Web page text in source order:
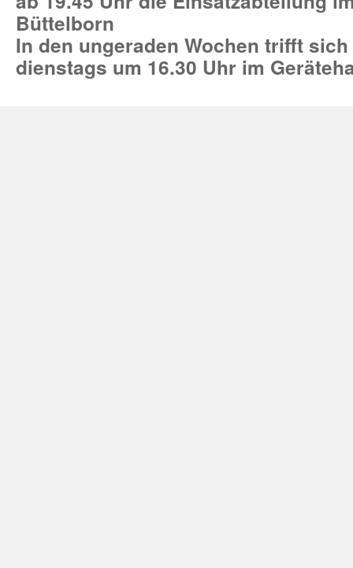
Büttelborn
In den ungeraden Wochen trifft
dienstags um 16.30 Uhr im